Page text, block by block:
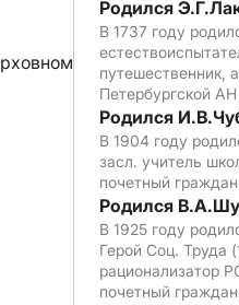
Родился
В 1737 году
путешественник,
Петербургской
Родился
В 1904 году
засл. учитель
почетный
Родился
В 1925 году
Герой Соц. Труда
рационализатор
почетный